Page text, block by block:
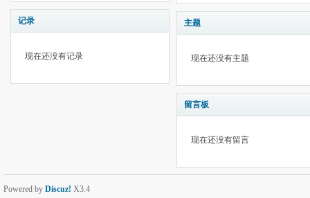
记录
现在还没有记录
主题
现在还没有主题
留言板
现在还没有留言
Powered by Discuz! X3.4